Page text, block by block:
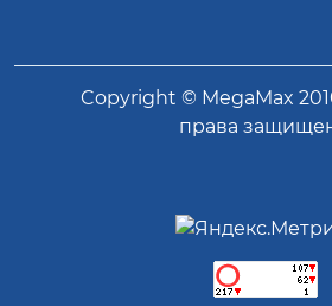
Copyright © MegaMax
права